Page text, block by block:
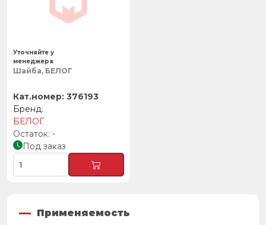
Шайба, БЕЛОГ
376193
БЕЛОГ
-
Под заказ
Уточняйте у
менеджера
Применяемость